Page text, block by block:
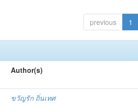
previous 1
Author(s)
ขวัญรัก ถิ่นเทศ